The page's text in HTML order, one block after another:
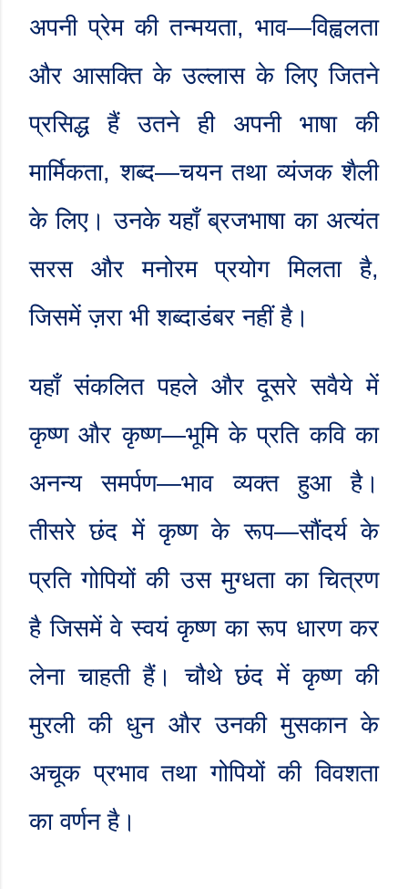
अपनी प्रेम की तन्मयता, भाव—विह्वलता
और आसक्ति के उल्लास के लिए जितने
प्रसिद्ध हैं उतने ही अपनी भाषा की
मार्मिकता,शब्द—चयन तथा व्यंजक शैली
के लिए। उनके यहाँ ब्रजभाषा का अत्यंत
सरस और मनोरम प्रयोग मिलता है,
जिसमें ज़रा भी शब्दाडंबर नहीं है।
यहाँ संकलित पहले और दूसरे सवैये में
कृष्ण और कृष्ण—भूमि के प्रति कवि का
अनन्य समर्पण—भाव व्यक्त हुआ है।
तीसरे छंद में कृष्ण के रूप—सौंदर्य के
प्रति गोपियों की उस मुग्धता का चित्रण
है जिसमें वे स्वयं कृष्ण का रूप धारण कर
लेना चाहती हैं। चौथे छंद में कृष्ण की
मुरली की धुन और उनकी मुसकान के
अचूक प्रभाव तथा गोपियों की विवशता
का वर्णन है।